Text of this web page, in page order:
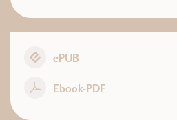
ePUB
Ebook-PDF